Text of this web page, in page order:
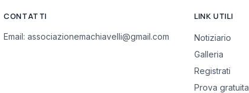
CONTATTI
Email: associazionemachiavelli@gmail.com
LINK UTILI
Notiziario
Galleria
Registrati
Prova gratuita